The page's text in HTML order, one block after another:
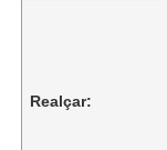
Realçar: